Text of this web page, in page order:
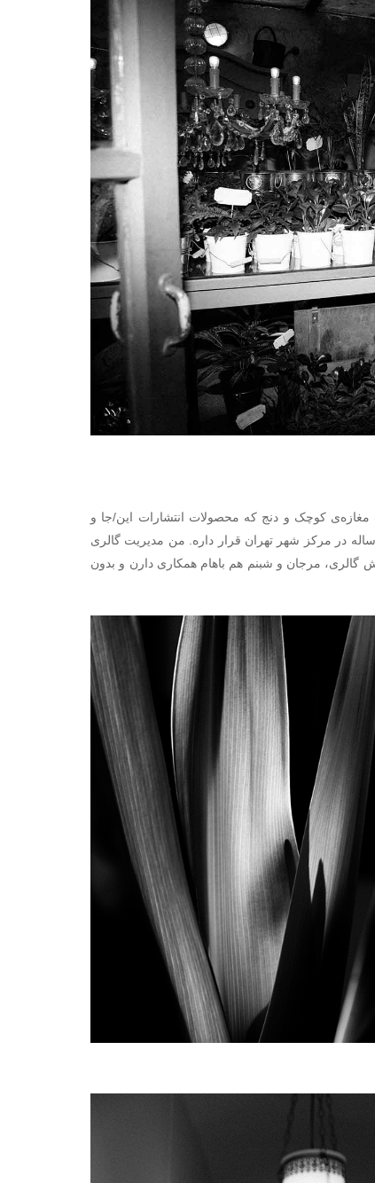
کوچک و دنج که محصولات انتشارات این/جا و
در مرکز شهر تهران قرار داره. من مديريت گالرى
مرجان و شبنم هم باهام همکاری دارن و بدون